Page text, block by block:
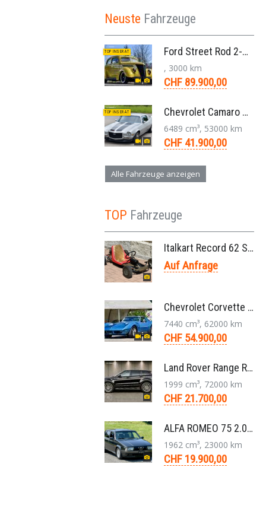
Neuste Fahrzeuge
TOP INSERAT Ford Street Rod 2-Door V8 Aut. 1937
, 3000 km
CHF 89.900,00
TOP INSERAT Chevrolet Camaro SS 396 LS3 Coupe Aut. 1971
6489 cm³, 53000 km
CHF 41.900,00
Alle Fahrzeuge anzeigen
TOP Fahrzeuge
Italkart Record 62 Sidewinder 1961 Rennkart, Parilla V11 Thunderbolt Motor
Auf Anfrage
Chevrolet Corvette Stingray Targa C3 454-V8 4-Gang 1974
7440 cm³, 62000 km
CHF 54.900,00
Land Rover Range Rover Evoque Compact SUV 2.0 TD4 SE AT9 2017
1999 cm³, 72000 km
CHF 21.700,00
ALFA ROMEO 75 2.0 TS Super Berlina 5-Gang 1991
1962 cm³, 23000 km
CHF 19.900,00